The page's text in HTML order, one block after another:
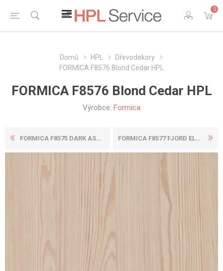
0
Domů HPL
Dřevodekory
FORMICA F8576 Blond Cedar HPL
FORMICA F8576 Blond Cedar HPL
Výrobce: Formica
FORMICA F8575 DARK ASH HPL FORMICA F8577 FJORD ELM HPL